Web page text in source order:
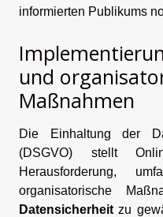
informierten Publikums
und
Maßnahmen
Die Einhaltung der
(DSGVO) stellt
Herausforderung,
organisatorische
Datensicherheit zu